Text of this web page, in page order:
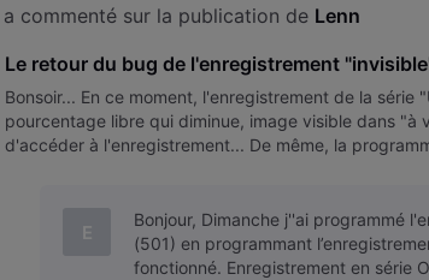
a commenté sur la publication de Lenn
Le retour du bug de l'enregistrement
Bonsoir... En ce moment, l'enregistrement de la série
pourcentage libre qui diminue, image visible dans "à
d'accéder à l'enregistrement... De même, la
E
Bonjour, Dimanche j''ai programmé
(501) en programmant
fonctionné. Enregistrement en série